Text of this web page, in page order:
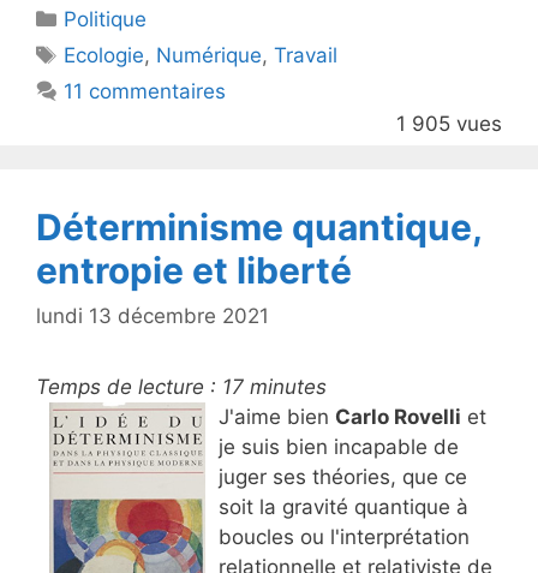
er e
b
o
Catégories
Politique
Étiquettes
Ecologie, Numérique,Travail
11 commentaires
1 905 vues
Déterminisme quantique,
entropie et liberté
lundi 13 décembre 2021
Temps de lecture : 17 minutes
J'aime bien Carlo Rovelli et
je suis bien incapable de
juger ses théories, que ce
soit la gravité quantique à
boucles ou l'interprétation
relationnelle et relativiste de